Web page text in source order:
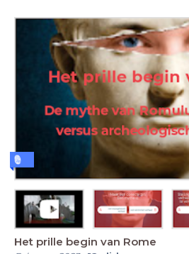
Het prille begin van Rome